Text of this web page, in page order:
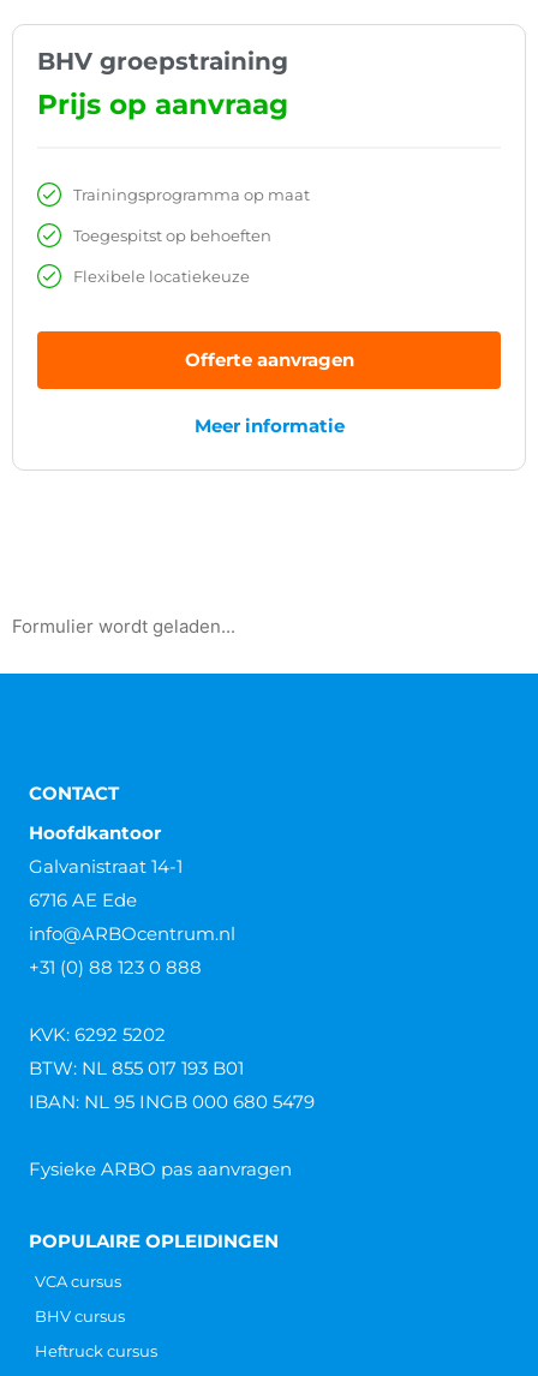
BHV groepstraining
Prijs op aanvraag
Trainingsprogramma op maat
Toegespitst op behoeften
Flexibele locatiekeuze
Offerte aanvragen
Meer informatie
Formulier wordt geladen...
CONTACT
Hoofdkantoor
Galvanistraat 14-1
6716 AE Ede
info@ARBOcentrum.nl
+31 (0) 88 123 0 888
KVK: 6292 5202
BTW: NL 855 017 193 B01
IBAN: NL 95 INGB 000 680 5479
Fysieke ARBO pas aanvragen
POPULAIRE OPLEIDINGEN
VCA cursus
BHV cursus
Heftruck cursus